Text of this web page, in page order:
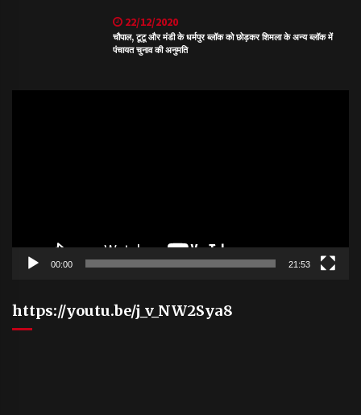
22/12/2020
चौपाल, टूटू और मंडी के धर्मपुर ब्लॉक को छोड़कर शिमला के अन्य ब्लॉक में
पंचायत चुनाव की अनुमति
00:00 21:53
https://youtu.be/j_v_NW2Sya8